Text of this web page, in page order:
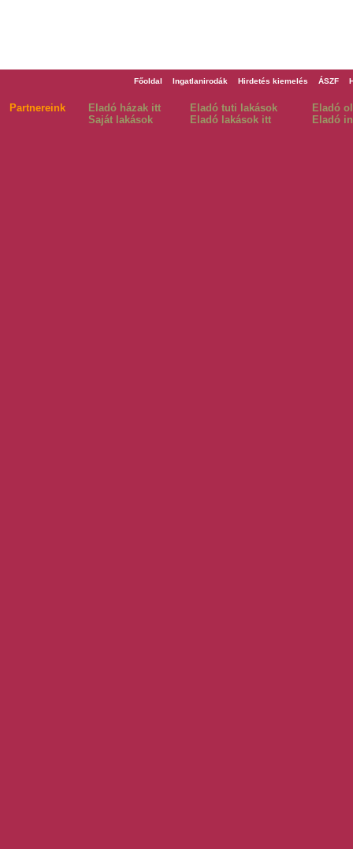
Főoldal Ingatlanirodák Hirdetés kiemelés ÁSZF
Partnereink Eladó házak itt Eladó tuti lakások
Eladó
Saját lakások
Eladó lakások itt Eladó